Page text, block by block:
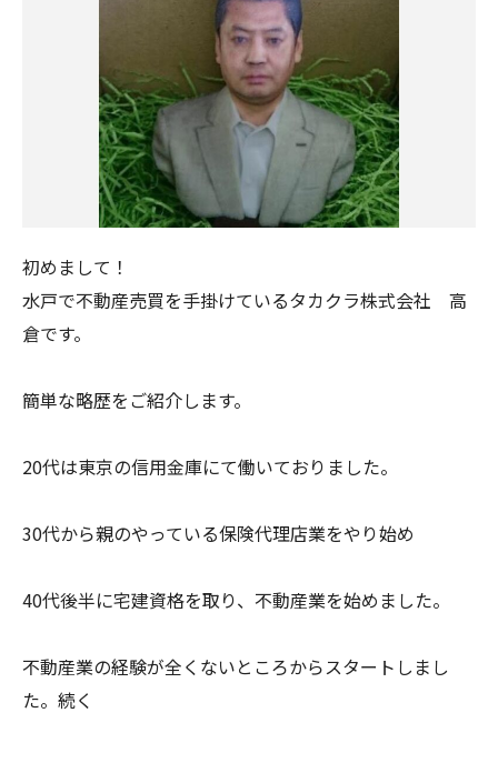
初めまして！
水戸で不動産売買を手掛けているタカクラ株式会社 高
倉です。
簡単な略歴をご紹介します。
20代は東京の信用金庫にて働いておりました。
30代から親のやっている保険代理店業をやり始め
40代後半に宅建資格を取り、不動産業を始めました。
不動産業の経験が全くないところからスタートしまし
た。続く